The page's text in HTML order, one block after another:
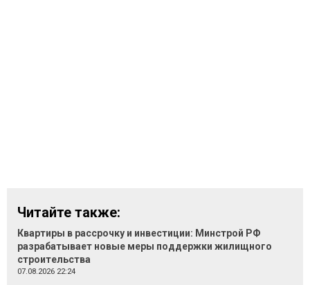
Читайте также:
Квартиры в рассрочку и инвестиции: Минстрой РФ
разрабатывает новые меры поддержки жилищного
строительства
07.08.2026 22:24